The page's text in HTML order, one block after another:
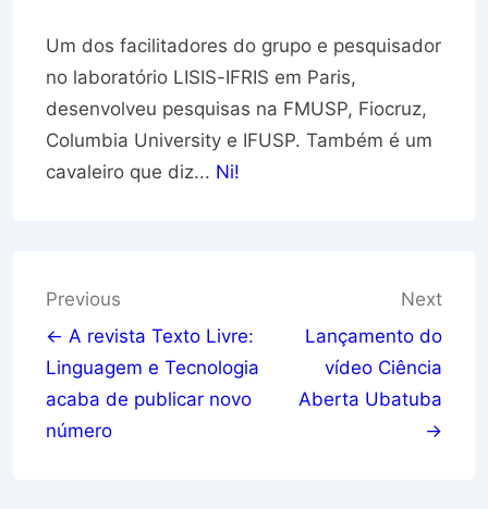
Um dos facilitadores do grupo e pesquisador
no laboratório LISIS-IFRIS em Paris,
desenvolveu pesquisas na FMUSP, Fiocruz,
Columbia University e IFUSP. Também é um
cavaleiro que diz... Ni!
Navegação
de
Post
Previous
← A revista Texto Livre:
Linguagem e Tecnologia
acaba de publicar novo
número
Next
Lançamento do
vídeo Ciência
Aberta Ubatuba
→